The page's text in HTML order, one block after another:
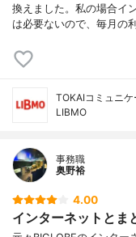
換えました。私の場合イ
は必要ないので、毎月の
TOKAIコミュニ
LIBMO
事務職
奥野裕
4.00
インターネットとま